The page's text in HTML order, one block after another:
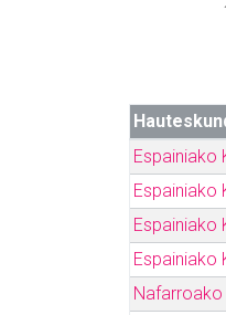
Espainiako
Espainiako
Espainiako
Espainiako
Nafarroako